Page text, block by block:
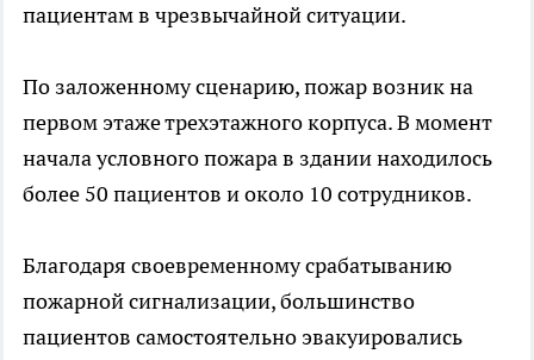
пациентам в чрезвычайной ситуации.
По заложенному сценарию, пожар возник на
первом этаже трехэтажного корпуса. В момент
начала условного пожара в здании находилось
более 50 пациентов и около 10 сотрудников.
Благодаря своевременному срабатыванию
пожарной сигнализации, большинство
пациентов самостоятельно эвакуировались